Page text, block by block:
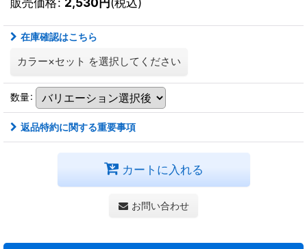
在庫確認はこちら
カラー×セット を選択してください
数量:
返品特約に関する重要事項
カートに入れる
お問い合わせ